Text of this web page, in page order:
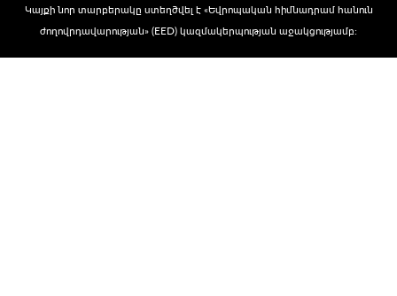
Կայքի նոր տարբերակը ստեղծվել է «Եվրոպական հիմնադրամ հանուն
ժողովրդավարության» (EED) կազմակերպության աջակցությամբ։